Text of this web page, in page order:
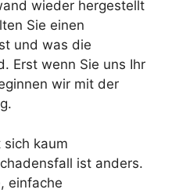
wieder hergestellt
Sie einen
und was die
Erst wenn Sie uns Ihr
wir mit der
sich kaum
ist anders.
einfache